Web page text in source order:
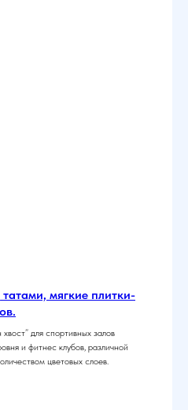
мягкие плитки-
для спортивных залов
и фитнес клубов, различной
цветовых слоев.